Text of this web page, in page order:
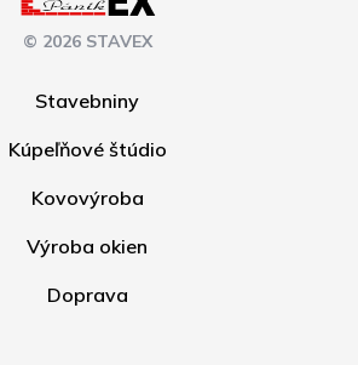
© 2026 STAVEX
Stavebniny
Kúpeľňové štúdio
Kovovýroba
Výroba okien
Doprava